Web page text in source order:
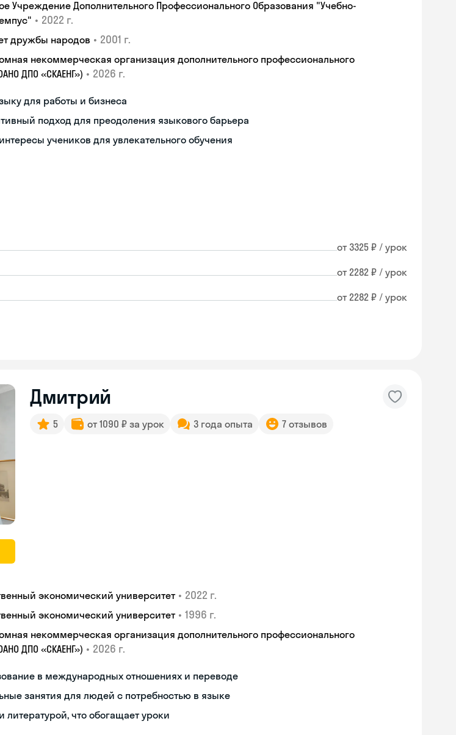
Учреждение Дополнительного Профессионального Образования "Учебно-
• 2022 г.
дружбы народов • 2001 г.
некоммерческая организация дополнительного профессионального
ДПО «СКАЕНГ») • 2026 г.
для работы и бизнеса
подход для преодоления языкового барьера
учеников для увлекательного обучения
от 3325 ₽ / урок
от 2282 ₽ / урок
от 2282 ₽ / урок
Дмитрий
5 от 1090 ₽ за урок 3 года опыта 7 отзывов
экономический университет • 2022 г.
экономический университет • 1996 г.
некоммерческая организация дополнительного профессионального
ДПО «СКАЕНГ») • 2026 г.
в международных отношениях и переводе
занятия для людей с потребностью в языке
литературой, что обогащает уроки